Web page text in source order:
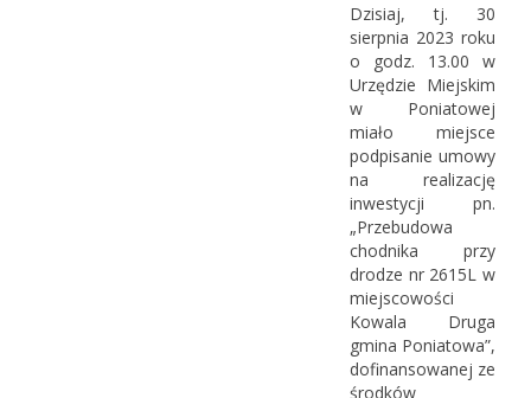
Dzisiaj, tj. 30
sierpnia 2023 roku
o godz. 13.00 w
Urzędzie Miejskim
w Poniatowej
miało miejsce
podpisanie umowy
na realizację
inwestycji pn.
„Przebudowa
chodnika przy
drodze nr 2615L w
miejscowości
Kowala Druga
gmina Poniatowa”,
dofinansowanej ze
środków